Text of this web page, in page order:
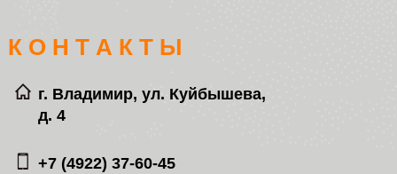
К О Н Т А К Т Ы
г. Владимир, ул. Куйбышева,
д. 4
+7 (4922) 37-60-45